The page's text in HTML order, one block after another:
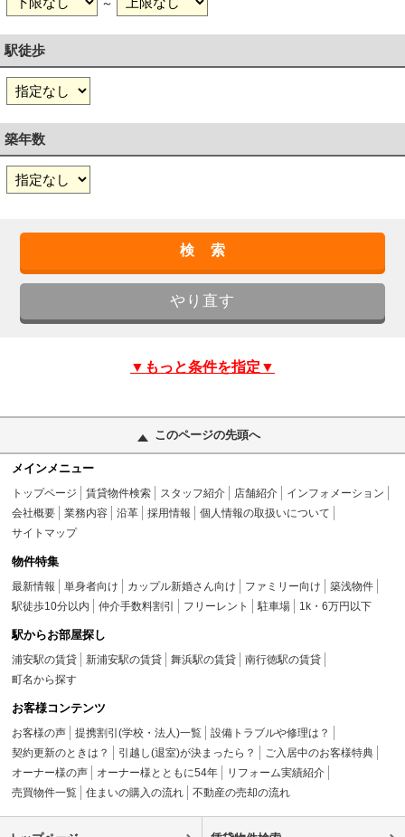
～
駅徒歩
築年数
▼もっと条件を指定▼
このページの先頭へ
メインメニュー
トップページ 賃貸物件検索 スタッフ紹介 店舗紹介
インフォメーション
会社概要
業務内容 沿革 採用情報
個人情報の取扱いについて
サイトマップ
物件特集
最新情報 単身者向け カップル新婚さん向け ファミリー向け
築浅物件
駅徒歩10分以内
仲介手数料割引 フリーレント 駐車場 1k・6万円以下
駅からお部屋探し
浦安駅の賃貸 新浦安駅の賃貸 舞浜駅の賃貸
南行徳駅の賃貸
町名から探す
お客様コンテンツ
お客様の声 提携割引(学校・法人)一覧
設備トラブルや修理は？
契約更新のときは？
引越し(退室)が決まったら？
ご入居中のお客様特典
オーナー様の声
オーナー様とともに54年
リフォーム実績紹介
売買物件一覧
住まいの購入の流れ 不動産の売却の流れ